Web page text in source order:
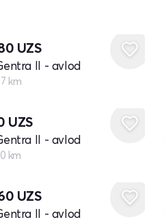
UZS
II - avlod
km
UZS
II - avlod
km
UZS
II - avlod